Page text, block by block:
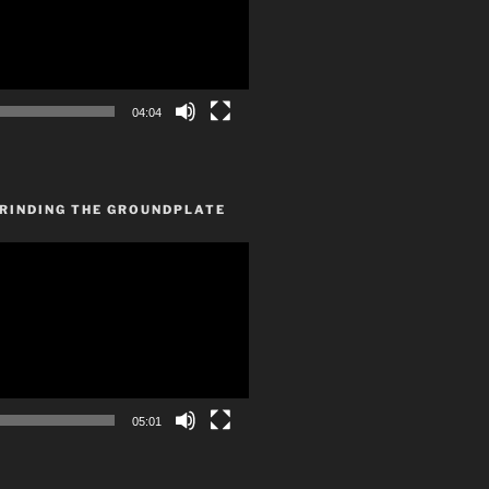
04:04
THE GROUNDPLATE
05:01